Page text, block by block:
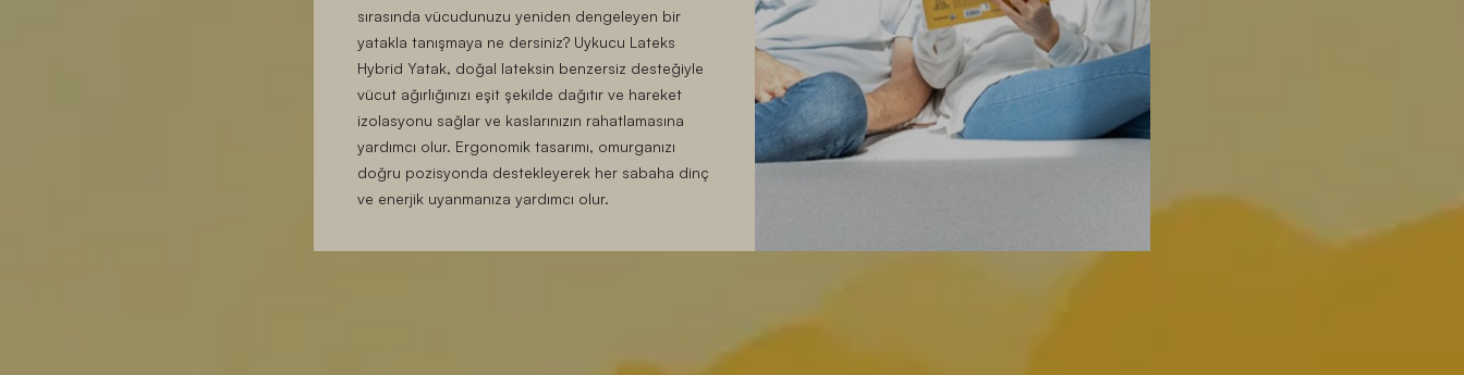
sırasında vücudunuzu yeniden dengeleyen bir
yatakla tanışmaya ne dersiniz? Uykucu Lateks
Hybrid Yatak, doğal lateksin benzersiz desteğiyle
vücut ağırlığınızı eşit şekilde dağıtır ve hareket
izolasyonu sağlar ve kaslarınızın rahatlamasına
yardımcı olur. Ergonomik tasarımı, omurganızı
doğru pozisyonda destekleyerek her sabaha dinç
ve enerjik uyanmanıza yardımcı olur.